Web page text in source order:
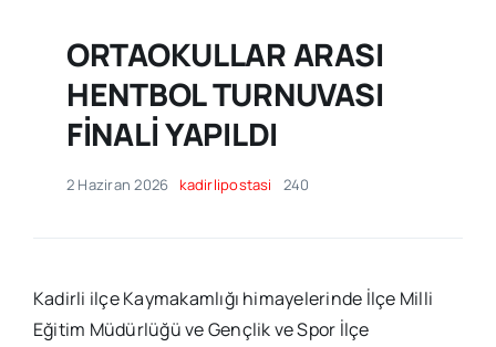
ORTAOKULLAR ARASI
HENTBOL TURNUVASI
FİNALİ YAPILDI
2 Haziran 2026 kadirlipostasi 240
Kadirli ilçe Kaymakamlığı himayelerinde İlçe Milli
Eğitim Müdürlüğü ve Gençlik ve Spor İlçe